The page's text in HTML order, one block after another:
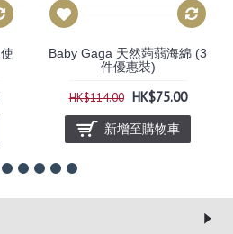
Baby Gaga 天然蒟蒻海綿 (3
件優惠裝)
HK$114.00 HK$75.00
新增至購物車